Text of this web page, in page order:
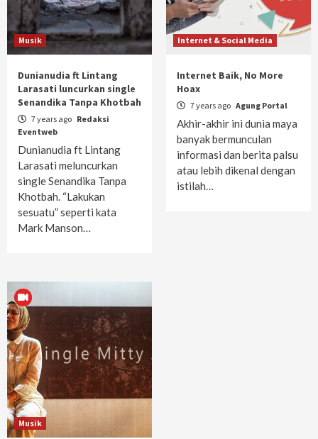
Musik
Dunianudia ft Lintang
Larasati luncurkan single
Senandika Tanpa Khotbah
7 years ago Redaksi
Eventweb
Dunianudia ft Lintang
Larasati meluncurkan
single Senandika Tanpa
Khotbah. “Lakukan
sesuatu” seperti kata
Mark Manson…
Internet & Social Media
Internet Baik, No More
Hoax
7 years ago Agung Portal
Akhir-akhir ini dunia maya
banyak bermunculan
informasi dan berita palsu
atau lebih dikenal dengan
istilah…
Musik